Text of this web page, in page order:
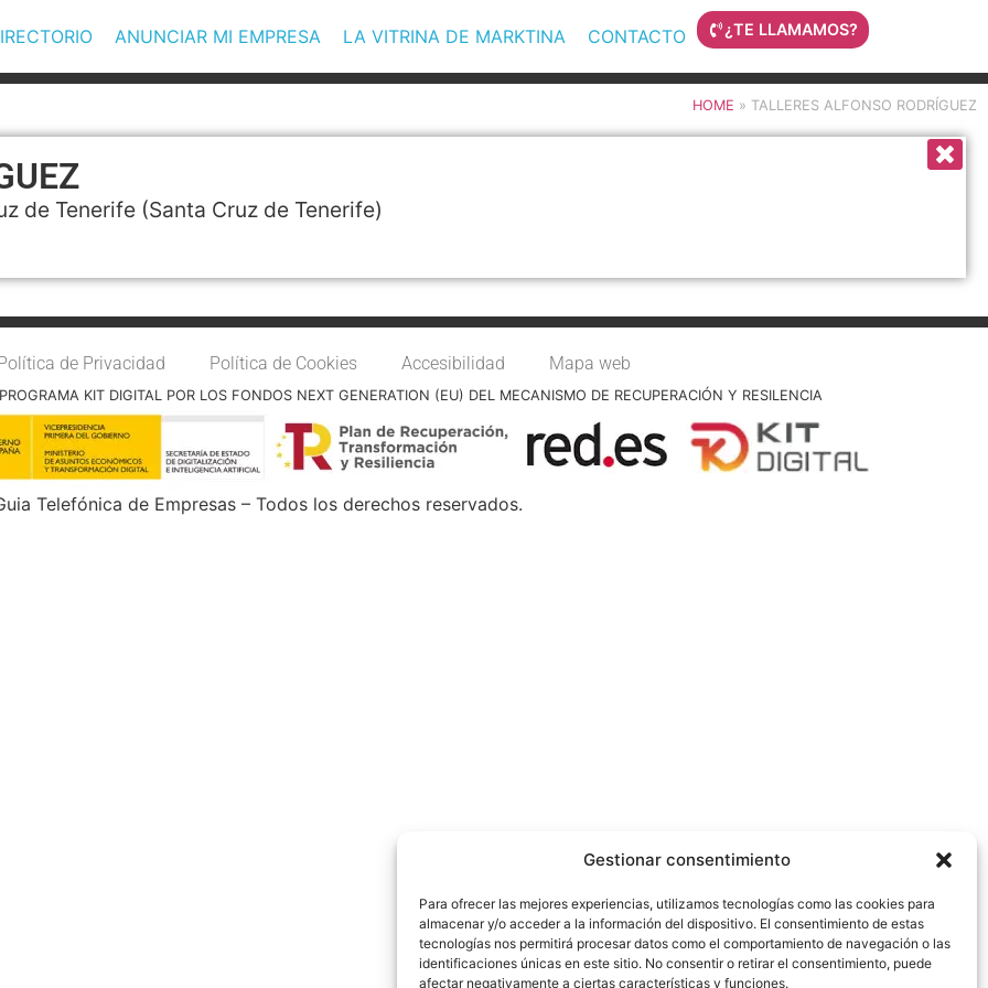
Gestionar consentimiento
Para ofrecer las mejores experiencias, utilizamos tecnologías como las cookies para
almacenar y/o acceder a la información del dispositivo. El consentimiento de estas
tecnologías nos permitirá procesar datos como el comportamiento de navegación o las
identificaciones únicas en este sitio. No consentir o retirar el consentimiento, puede
afectar negativamente a ciertas características y funciones.
ANUNCIAR MI EMPRESA LA VITRINA DE MARKTINA CONTACTO ¿TE LLAMAMOS?
HOME » TALLERES ALFONSO RODRÍGUEZ
de Tenerife (Santa Cruz de Tenerife)
de Privacidad Política de Cookies Accesibilidad Mapa web
KIT DIGITAL POR LOS FONDOS NEXT GENERATION (EU) DEL MECANISMO DE RECUPERACIÓN Y RESILENCIA
Telefónica de Empresas – Todos los derechos reservados.